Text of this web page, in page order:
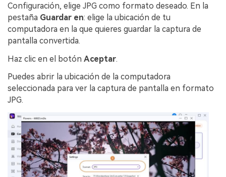
Configuración, elige JPG como formato deseado. En la
pestaña Guardar en: elige la ubicación de tu
computadora en la que quieres guardar la captura de
pantalla convertida.
Haz clic en el botón Aceptar.
Puedes abrir la ubicación de la computadora
seleccionada para ver la captura de pantalla en formato
JPG.